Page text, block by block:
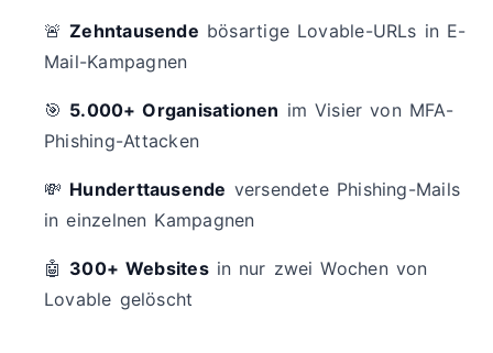
🚨Zehntausende bösartige Lovable-URLs in E-
Mail-Kampagnen
🎯 5.000+ Organisationen im Visier von MFA-
Phishing-Attacken
💸 Hunderttausende versendete Phishing-Mails
in einzelnen Kampagnen
🤖 300+ Websitesin nur zwei Wochen von
Lovable gelöscht